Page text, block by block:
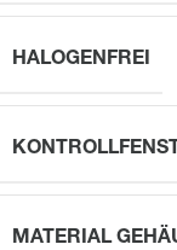
HALOGENFREI
MATERIAL